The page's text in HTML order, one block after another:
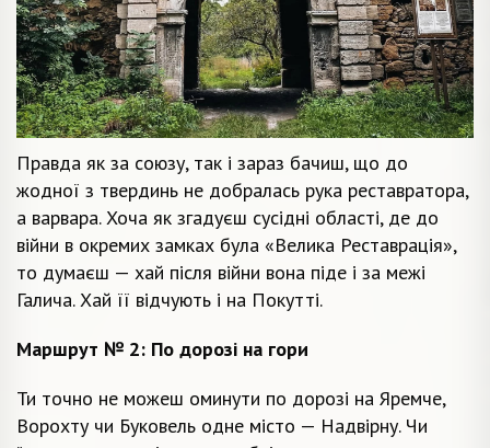
Правда як за союзу, так і зараз бачиш, що до
жодної з твердинь не добралась рука реставратора,
а варвара. Хоча як згадуєш сусідні області, де до
війни в окремих замках була «Велика Реставрація»,
то думаєш — хай після війни вона піде і за межі
Галича. Хай її відчують і на Покутті.
Маршрут № 2: По дорозі на гори
Ти точно не можеш оминути по дорозі на Яремче,
Ворохту чи Буковель одне місто — Надвірну. Чи